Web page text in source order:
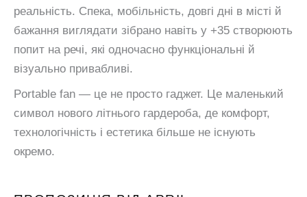
реальність. Спека, мобільність, довгі дні в місті й
бажання виглядати зібрано навіть у +35 створюють
попит на речі, які одночасно функціональні й
візуально привабливі.
Portable fan — це не просто гаджет. Це маленький
символ нового літнього гардероба, де комфорт,
технологічність і естетика більше не існують
окремо.